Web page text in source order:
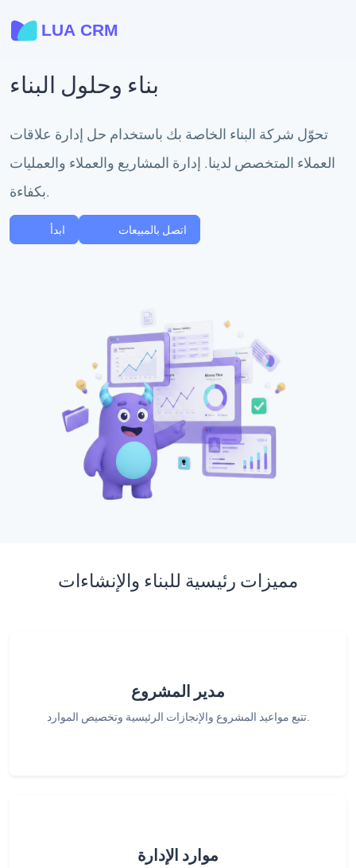
بناء وحلول البناء
تحوّل شركة البناء الخاصة بك باستخدام حل إدارة علاقات
العملاء المتخصص لدينا. إدارة المشاريع والعملاء والعمليات
بكفاءة.
ابدأ اتصل بالمبيعات
مميزات رئيسية للبناء والإنشاءات
مدير المشروع
تتبع مواعيد المشروع والإنجازات الرئيسية وتخصيص الموارد.
موارد الإدارة